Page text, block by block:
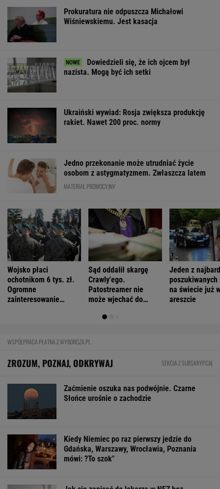
Prokuratura nie odpuszcza Michałowi
Wiśniewskiemu. Jest kasacja
Dowiedzieli się, że ich ojcem był
nazista. Mogą być ich setki
Ukraiński wywiad: Rosja zwiększa produkcję
rakiet. Nawet 200 proc. normy
Jedno przekonanie może utrudniać życie
osobom z astygmatyzmem. Zwłaszcza latem
MATERIAŁ PROMOCYJNY
Wojsko płaci
ochotnikom 6 tys. zł.
Ogromne
zainteresowanie
Sąd oddalił skargę
Crawly'ego.
Patostreamer nie
może wjechać do
Jeden z
poszukiwanych
na świecie już
areszcie
WSPÓŁPRACA PŁATNA Z WYBORCZA.PL
ZROZUM, POZNAJ, ODKRYWAJ SEKCJA Z SUBSKRYPCJĄ
Zaćmienie oszuka nas podwójnie. Czarne
Słońce urośnie o zachodzie
Kiedy Niemiec po raz pierwszy jedzie do
Gdańska, Warszawy, Wrocławia, Poznania
mówi: ?To szok"